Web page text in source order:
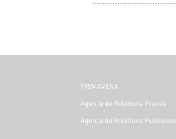
PRIMAVERA
Agence de Relations Presse
Agence de Relations Publiques